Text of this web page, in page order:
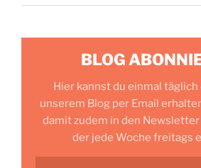
BLOG
Hier kannst du einmal täglich
unserem Blog per Email
damit zudem in den Newsletter
der jede Woche freitags